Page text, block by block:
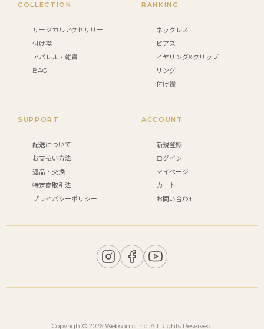
COLLECTION
サージカルアクセサリー
付け襟
アパレル・雑貨
BAG
RANKING
ネックレス
ピアス
イヤリング&クリップ
リング
付け襟
SUPPORT
配送について
お支払い方法
返品・交換
特定商取引法
プライバシーポリシー
ACCOUNT
新規登録
ログイン
マイページ
カート
お問い合わせ
Copyright© 2026 Websonic Inc. All Rights Reserved.